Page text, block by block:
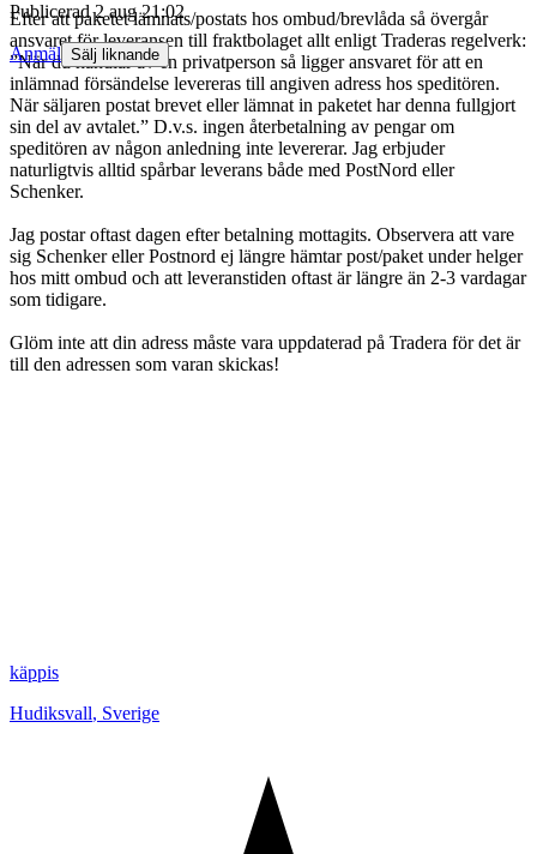
Efter att paketet lämnats/postats hos ombud/brevlåda så övergår
ansvaret för leveransen till fraktbolaget allt enligt Traderas regelverk:
”När du handlar av en privatperson så ligger ansvaret för att en
inlämnad försändelse levereras till angiven adress hos speditören.
När säljaren postat brevet eller lämnat in paketet har denna fullgjort
sin del av avtalet.” D.v.s. ingen återbetalning av pengar om
speditören av någon anledning inte levererar. Jag erbjuder
naturligtvis alltid spårbar leverans både med PostNord eller
Schenker.
Jag postar oftast dagen efter betalning mottagits. Observera att vare
sig Schenker eller Postnord ej längre hämtar post/paket under helger
hos mitt ombud och att leveranstiden oftast är längre än 2-3 vardagar
som tidigare.
Glöm inte att din adress måste vara uppdaterad på Tradera för det är
till den adressen som varan skickas!
Publicerad 2 aug 21:02
Anmäl Sälj liknande
käppis
Hudiksvall, Sverige